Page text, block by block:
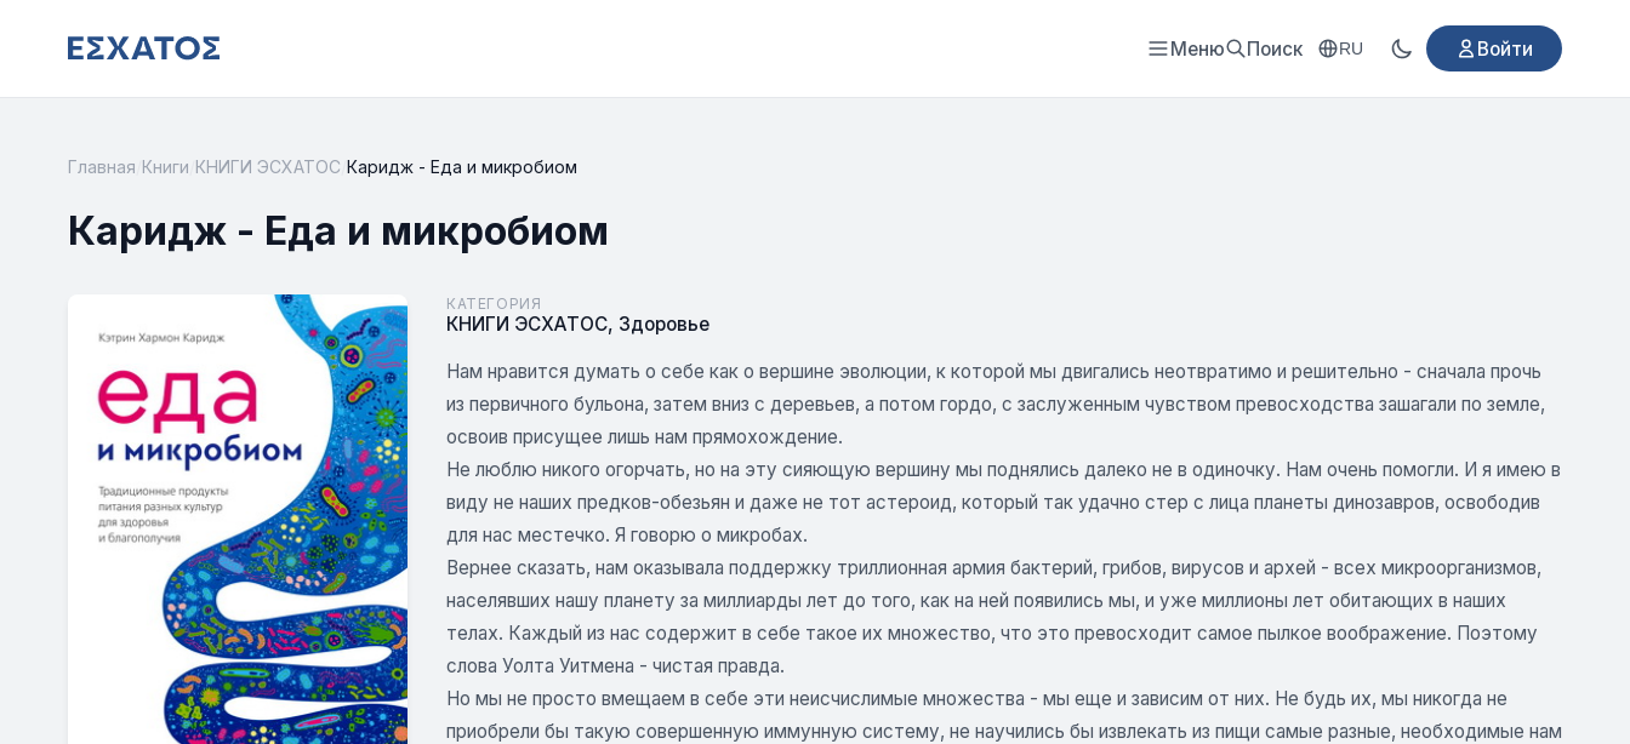
Меню Поиск RU Войти
Главная Книги КНИГИ ЭСХАТОС Каридж - Еда и микробиом
Каридж - Еда и микробиом
КАТЕГОРИЯ
КНИГИ ЭСХАТОС, Здоровье
Нам нравится думать о себе как о вершине эволюции, к которой мы двигались неотвратимо и решительно - сначала прочь
из первичного бульона, затем вниз с деревьев, а потом гордо, с заслуженным чувством превосходства зашагали по земле,
освоив присущее лишь нам прямохождение.
Не люблю никого огорчать, но на эту сияющую вершину мы поднялись далеко не в одиночку. Нам очень помогли. И я имею в
виду не наших предков-обезьян и даже не тот астероид, который так удачно стер с лица планеты динозавров, освободив
для нас местечко. Я говорю о микробах.
Вернее сказать, нам оказывала поддержку триллионная армия бактерий, грибов, вирусов и архей - всех микроорганизмов,
населявших нашу планету за миллиарды лет до того, как на ней появились мы, и уже миллионы лет обитающих в наших
телах. Каждый из нас содержит в себе такое их множество, что это превосходит самое пылкое воображение. Поэтому
слова Уолта Уитмена - чистая правда.
Но мы не просто вмещаем в себе эти неисчислимые множества - мы еще и зависим от них. Не будь их, мы никогда не
приобрели бы такую совершенную иммунную систему, не научились бы извлекать из пищи самые разные, необходимые нам